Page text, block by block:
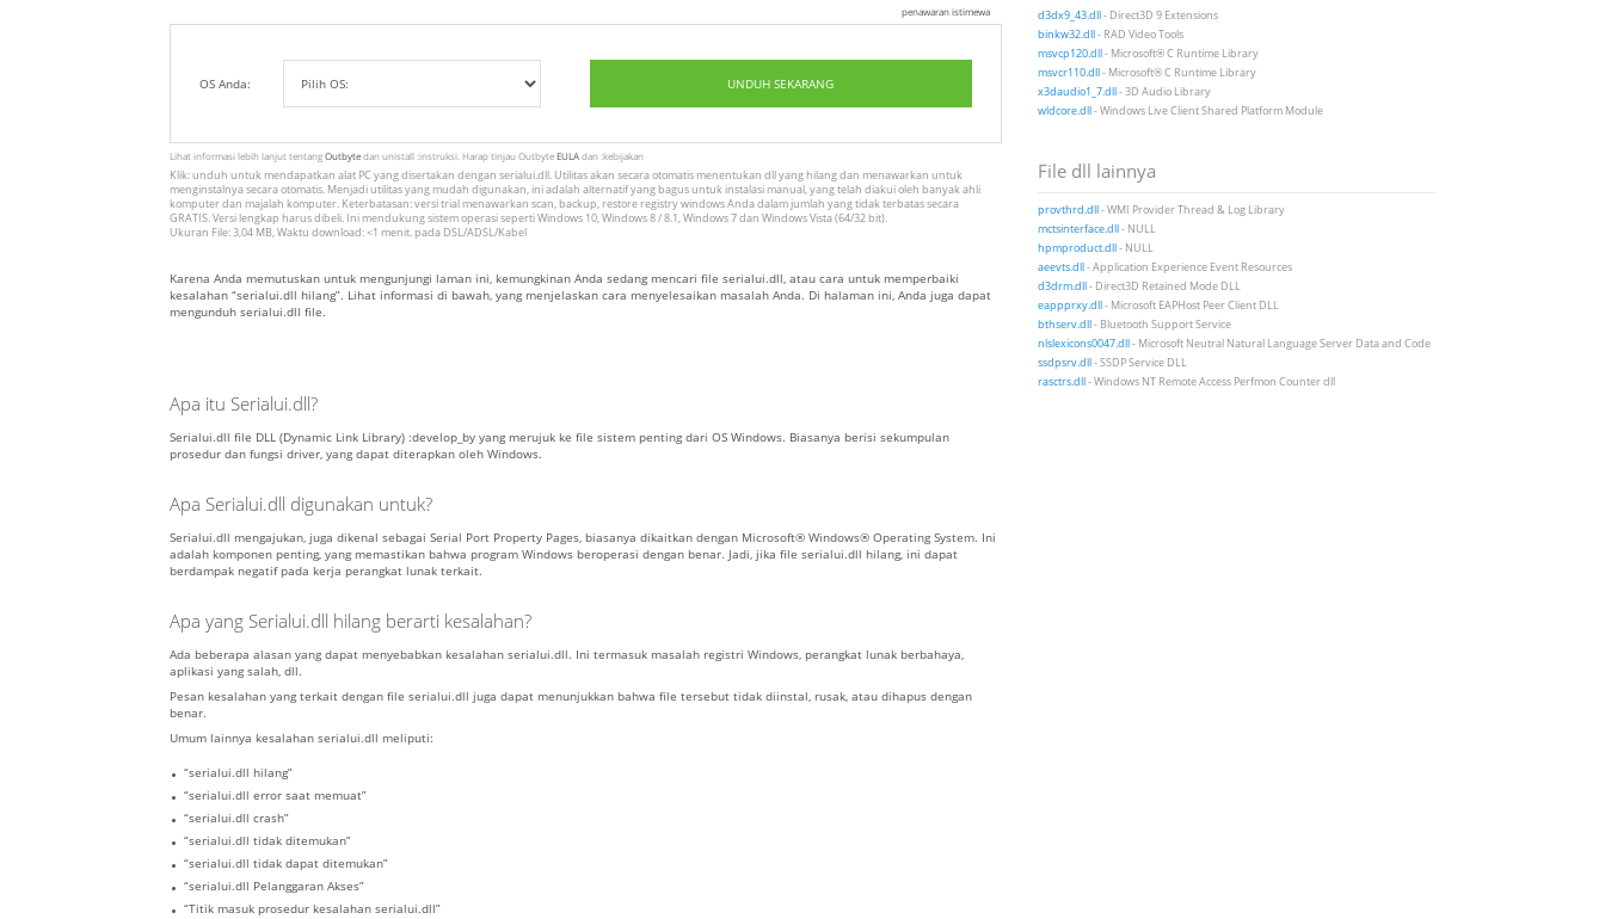
penawaran istimewa
OS Anda: UNDUH SEKARANG
Lihat informasi lebih lanjut tentangOutbytedan unistall :instruksi. Harap tinjau OutbyteEULAdan :kebijakan
Klik: unduh untuk mendapatkan alat PC yang disertakan dengan serialui.dll. Utilitas akan secara otomatis menentukan dll yang hilang dan menawarkan untuk
menginstalnya secara otomatis. Menjadi utilitas yang mudah digunakan, ini adalah alternatif yang bagus untuk instalasi manual, yang telah diakui oleh banyak ahli
komputer dan majalah komputer. Keterbatasan: versi trial menawarkan scan, backup, restore registry windows Anda dalam jumlah yang tidak terbatas secara
GRATIS. Versi lengkap harus dibeli. Ini mendukung sistem operasi seperti Windows 10, Windows 8 / 8.1, Windows 7 dan Windows Vista (64/32 bit).
Ukuran File: 3,04 MB, Waktu download: <1 menit. pada DSL/ADSL/Kabel
Karena Anda memutuskan untuk mengunjungi laman ini, kemungkinan Anda sedang mencari file serialui.dll, atau cara untuk memperbaiki
kesalahan “serialui.dll hilang”. Lihat informasi di bawah, yang menjelaskan cara menyelesaikan masalah Anda. Di halaman ini, Anda juga dapat
mengunduh serialui.dll file.
Apa itu Serialui.dll?
Serialui.dll file DLL (Dynamic Link Library) :develop_by yang merujuk ke file sistem penting dari OS Windows. Biasanya berisi sekumpulan
prosedur dan fungsi driver, yang dapat diterapkan oleh Windows.
Apa Serialui.dll digunakan untuk?
Serialui.dll mengajukan, juga dikenal sebagai Serial Port Property Pages, biasanya dikaitkan dengan Microsoft® Windows® Operating System. Ini
adalah komponen penting, yang memastikan bahwa program Windows beroperasi dengan benar. Jadi, jika file serialui.dll hilang, ini dapat
berdampak negatif pada kerja perangkat lunak terkait.
Apa yang Serialui.dll hilang berarti kesalahan?
Ada beberapa alasan yang dapat menyebabkan kesalahan serialui.dll. Ini termasuk masalah registri Windows, perangkat lunak berbahaya,
aplikasi yang salah, dll.
Pesan kesalahan yang terkait dengan file serialui.dll juga dapat menunjukkan bahwa file tersebut tidak diinstal, rusak, atau dihapus dengan
benar.
Umum lainnya kesalahan serialui.dll meliputi:
“serialui.dll hilang”
“serialui.dll error saat memuat”
“serialui.dll crash”
“serialui.dll tidak ditemukan”
“serialui.dll tidak dapat ditemukan”
“serialui.dll Pelanggaran Akses”
“Titik masuk prosedur kesalahan serialui.dll”
d3dx9_43.dll- Direct3D 9 Extensions
binkw32.dll- RAD Video Tools
msvcp120.dll- Microsoft® C Runtime Library
msvcr110.dll- Microsoft® C Runtime Library
x3daudio1_7.dll- 3D Audio Library
wldcore.dll- Windows Live Client Shared Platform Module
File dll lainnya
provthrd.dll- WMI Provider Thread & Log Library
mctsinterface.dll- NULL
hpmproduct.dll- NULL
aeevts.dll- Application Experience Event Resources
d3drm.dll- Direct3D Retained Mode DLL
eappprxy.dll- Microsoft EAPHost Peer Client DLL
bthserv.dll- Bluetooth Support Service
nlslexicons0047.dll- Microsoft Neutral Natural Language Server Data and Code
ssdpsrv.dll- SSDP Service DLL
rasctrs.dll- Windows NT Remote Access Perfmon Counter dll